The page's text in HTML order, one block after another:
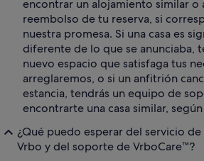
encontrar un alojamiento similar o
reembolso de tu reserva, si
nuestra promesa. Si una casa es
diferente de lo que se anunciaba,
nuevo espacio que satisfaga tus
arreglaremos, o si un anfitrión
estancia, tendrás un equipo de
encontrarte una casa similar,
¿Qué puedo esperar del servicio
Vrbo y del soporte de VrboCare™?